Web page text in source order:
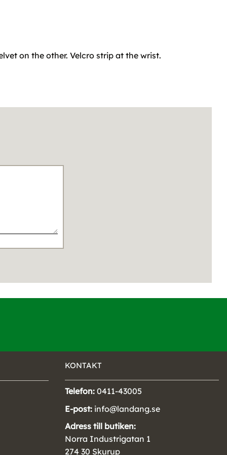
on the other. Velcro strip at the wrist.
KONTAKT
Telefon: 0411-43005
E-post: info@landang.se
Adress till butiken:
Norra Industrigatan 1
274 30 Skurup